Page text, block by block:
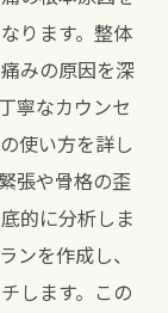
ります。整体
みの原因を深
寧なカウンセ
使い方を詳し
張や骨格の歪
的に分析しま
ンを作成し、
します。この